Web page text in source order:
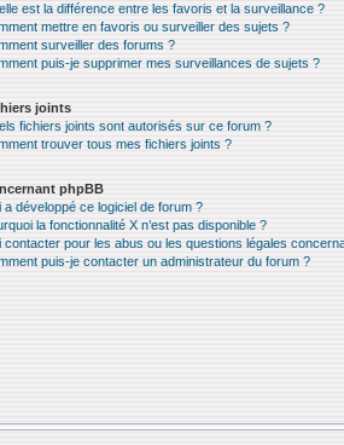
est la différence entre les favoris et la surveillance ?
mettre en favoris ou surveiller des sujets ?
surveiller des forums ?
puis-je supprimer mes surveillances de sujets ?
joints
fichiers joints sont autorisés sur ce forum ?
trouver tous mes fichiers joints ?
phpBB
a développé ce logiciel de forum ?
la fonctionnalité X n’est pas disponible ?
contacter pour les abus ou les questions légales
puis-je contacter un administrateur du forum ?